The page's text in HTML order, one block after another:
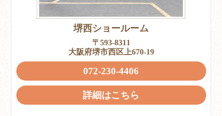
堺西ショールーム
〒593-8311
大阪府堺市西区上670-19
072-230-4406
詳細はこちら